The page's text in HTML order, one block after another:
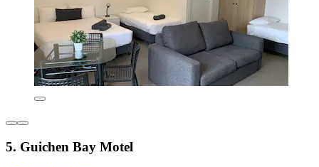
5. Guichen Bay Motel